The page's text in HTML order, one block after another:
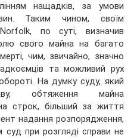
нащадків, за умови
Таким чином, своїм
по суті, визначив
свого майна на багато
чим, звичайно, значно
та можливий рух
На думку суду, який
обтяження майна
строк, більший за життя
надання розпорядження,
при розгляді справи не